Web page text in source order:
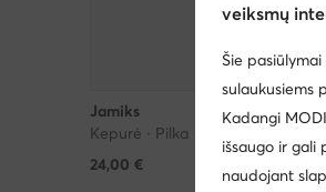
Jamiks
Kepurė · Pilka
24,00 €
veiksmų
Šie
sulaukusiems
Kadangi
išsaugo ir gali
naudojant